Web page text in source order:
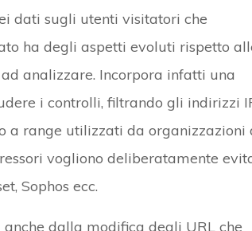
dati sugli utenti visitatori che
ha degli aspetti evoluti rispetto
analizzare. Incorpora infatti una
i controlli, filtrando gli indirizzi
a range utilizzati da organizzazioni
vogliono deliberatamente
Sophos ecc.
dalla modifica degli URL che